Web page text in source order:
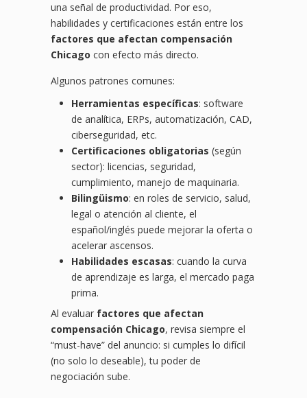
una señal de productividad. Por eso,
habilidades y certificaciones están entre los
factores que afectan compensación
Chicago con efecto más directo.
Algunos patrones comunes:
Herramientas específicas: software
de analítica, ERPs, automatización, CAD,
ciberseguridad, etc.
Certificaciones obligatorias (según
sector): licencias, seguridad,
cumplimiento, manejo de maquinaria.
Bilingüismo: en roles de servicio, salud,
legal o atención al cliente, el
español/inglés puede mejorar la oferta o
acelerar ascensos.
Habilidades escasas: cuando la curva
de aprendizaje es larga, el mercado paga
prima.
Al evaluar factores que afectan
compensación Chicago, revisa siempre el
“must-have” del anuncio: si cumples lo difícil
(no solo lo deseable), tu poder de
negociación sube.